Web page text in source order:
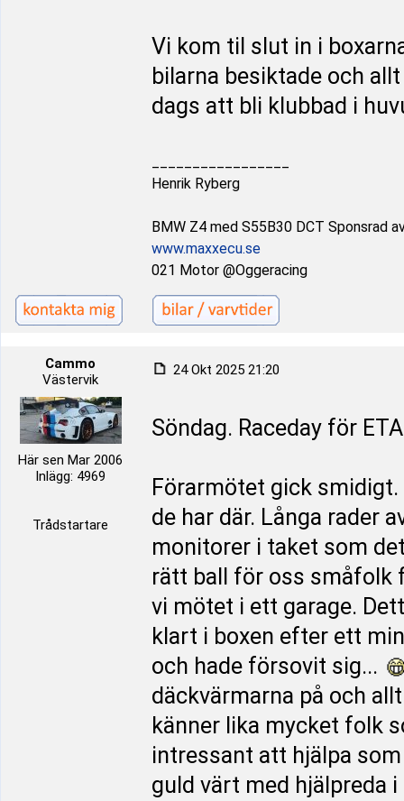
Vi kom til slut in i
bilarna besiktade och
dags att bli klubbad i
Henrik Ryberg
BMW Z4 med S55B30 DCT Sponsrad
www.maxxecu.se
021 Motor @Oggeracing
Cammo
Västervik
Här sen Mar 2006
Inlägg: 4969
Trådstartare
24 Okt 2025 21:20
Söndag. Raceday för
Förarmötet gick
de har där. Långa rader
monitorer i taket som
rätt ball för oss småfolk
vi mötet i ett garage.
klart i boxen efter ett
och hade försovit sig...
däckvärmarna på och
känner lika mycket folk
intressant att hjälpa
guld värt med hjälpreda